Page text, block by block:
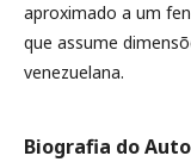
aproximado a um
que assume
venezuelana.
Biografia do